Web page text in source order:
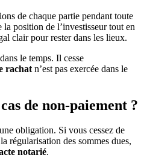
de chaque partie pendant toute
position de l’investisseur tout en
clair pour rester dans les lieux.
le temps. Il cesse
rachat n’est pas exercée dans le
de non-paiement ?
obligation. Si vous cessez de
régularisation des sommes dues,
notarié.